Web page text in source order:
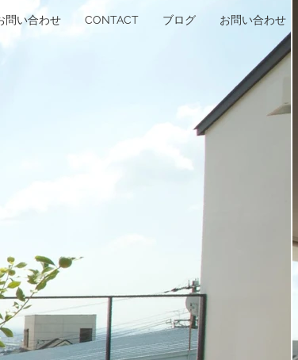
問い合わせ CONTACT ブログ お問い合わせ